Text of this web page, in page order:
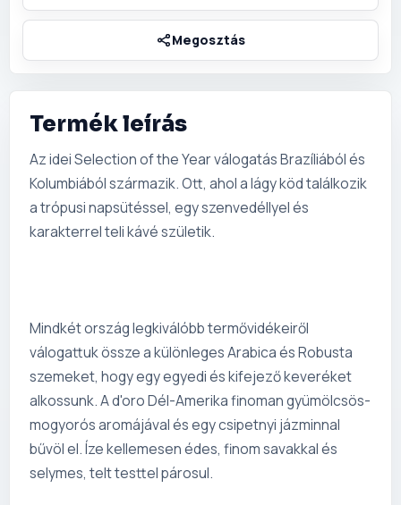
Termék leírás
Az idei Selection of the Year válogatás Brazíliából és
Kolumbiából származik. Ott, ahol a lágy köd találkozik
a trópusi napsütéssel, egy szenvedéllyel és
karakterrel teli kávé születik.
Mindkét ország legkiválóbb termővidékeiről
válogattuk össze a különleges Arabica és Robusta
szemeket, hogy egy egyedi és kifejező keveréket
alkossunk. A d'oro Dél-Amerika finoman gyümölcsös-
mogyorós aromájával és egy csipetnyi jázminnal
bűvöl el. Íze kellemesen édes, finom savakkal és
selymes, telt testtel párosul.